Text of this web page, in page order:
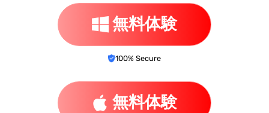
無料体験
100% Secure
無料体験